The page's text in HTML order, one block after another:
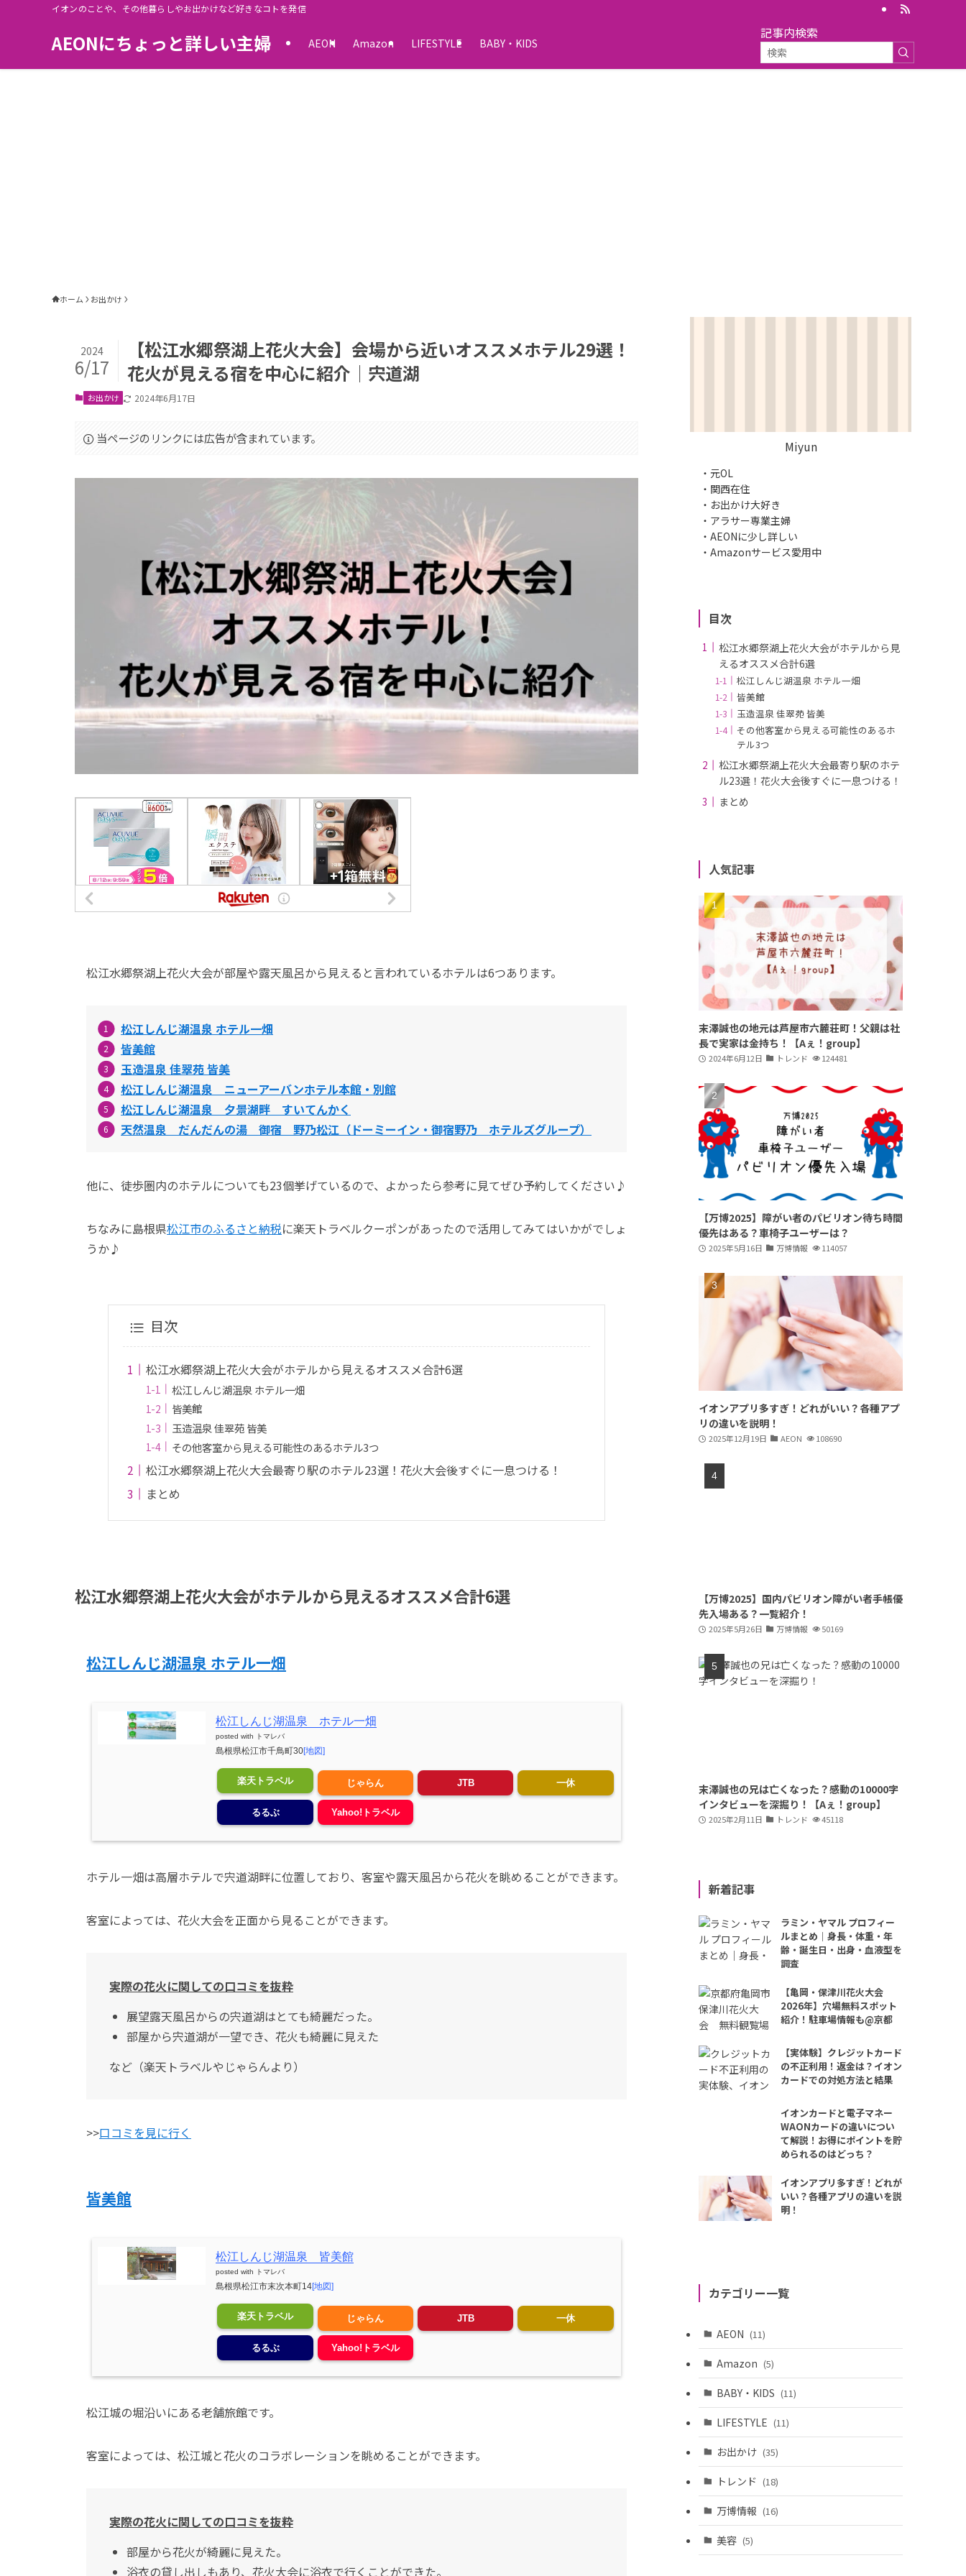
イオンのことや、その他暮らしやお出かけなど好きなコトを発信
AEONにちょっと詳しい主婦 AEON Amazon LIFESTYLE BABY・KIDS
記事内検索
ホーム お出かけ
【松江水郷祭湖上花火大会】会場から近いオススメホテル29選！
花火が見える宿を中心に紹介│宍道湖
2024
6/17
お出かけ 2024年6月17日
当ページのリンクには広告が含まれています。
松江水郷祭湖上花火大会が部屋や露天風呂から見えると言われているホテルは6つあります。
松江しんじ湖温泉 ホテル一畑
皆美館
玉造温泉 佳翠苑 皆美
松江しんじ湖温泉 ニューアーバンホテル本館・別館
松江しんじ湖温泉 夕景湖畔 すいてんかく
天然温泉 だんだんの湯 御宿 野乃松江（ドーミーイン・御宿野乃 ホテルズグループ）
他に、徒歩圏内のホテルについても23個挙げているので、よかったら参考に見てぜひ予約してください♪
ちなみに島根県松江市のふるさと納税に楽天トラベルクーポンがあったので活用してみてはいかがでしょ
うか♪
目次
松江水郷祭湖上花火大会がホテルから見えるオススメ合計6選
松江しんじ湖温泉 ホテル一畑
皆美館
玉造温泉 佳翠苑 皆美
その他客室から見える可能性のあるホテル3つ
松江水郷祭湖上花火大会最寄り駅のホテル23選！花火大会後すぐに一息つける！
まとめ
松江水郷祭湖上花火大会がホテルから見えるオススメ合計6選
松江しんじ湖温泉 ホテル一畑
松江しんじ湖温泉 ホテル一畑
posted with トマレバ
島根県松江市千鳥町30[地図]
楽天トラベル じゃらん JTB 一休
るるぶ Yahoo!トラベル
ホテル一畑は高層ホテルで宍道湖畔に位置しており、客室や露天風呂から花火を眺めることができます。
客室によっては、花火大会を正面から見ることができます。
実際の花火に関しての口コミを抜粋
展望露天風呂からの宍道湖はとても綺麗だった。
部屋から宍道湖が一望でき、花火も綺麗に見えた
など（楽天トラベルやじゃらんより）
>>口コミを見に行く
皆美館
松江しんじ湖温泉 皆美館
posted with トマレバ
島根県松江市末次本町14[地図]
楽天トラベル じゃらん JTB 一休
るるぶ Yahoo!トラベル
松江城の堀沿いにある老舗旅館です。
客室によっては、松江城と花火のコラボレーションを眺めることができます。
実際の花火に関しての口コミを抜粋
部屋から花火が綺麗に見えた。
浴衣の貸し出しもあり、花火大会に浴衣で行くことができた。
Miyun
・元OL
・関西在住
・お出かけ大好き
・アラサー専業主婦
・AEONに少し詳しい
・Amazonサービス愛用中
目次
松江水郷祭湖上花火大会がホテルから見
えるオススメ合計6選
松江しんじ湖温泉 ホテル一畑
皆美館
玉造温泉 佳翠苑 皆美
その他客室から見える可能性のあるホ
テル3つ
松江水郷祭湖上花火大会最寄り駅のホテ
ル23選！花火大会後すぐに一息つける！
まとめ
人気記事
末澤誠也の地元は芦屋市六麓荘町！父親は社
長で実家は金持ち！【Aぇ！group】
2024年6月12日 トレンド 124481
【万博2025】障がい者のパビリオン待ち時間
優先はある？車椅子ユーザーは？
2025年5月16日 万博情報 114057
イオンアプリ多すぎ！どれがいい？各種アプ
リの違いを説明！
2025年12月19日 AEON 108690
【万博2025】国内パビリオン障がい者手帳優
先入場ある？一覧紹介！
2025年5月26日 万博情報 50169
末澤誠也の兄は亡くなった？感動の10000字
インタビューを深掘り！【Aぇ！group】
2025年2月11日 トレンド 45118
新着記事
ラミン・ヤマル プロフィー
ルまとめ｜身長・体重・年
齢・誕生日・出身・血液型を
調査
【亀岡・保津川花火大会
2026年】穴場無料スポット
紹介！駐車場情報も@京都
【実体験】クレジットカード
の不正利用！返金は？イオン
カードでの対処方法と結果
イオンカードと電子マネー
WAONカードの違いについ
て解説！お得にポイントを貯
められるのはどっち？
イオンアプリ多すぎ！どれが
いい？各種アプリの違いを説
明！
カテゴリー一覧
AEON (11)
Amazon (5)
BABY・KIDS (11)
LIFESTYLE (11)
お出かけ (35)
トレンド (18)
万博情報 (16)
美容 (5)